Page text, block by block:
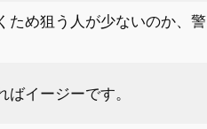
ため狙う人が少ないのか、警
イージーです。